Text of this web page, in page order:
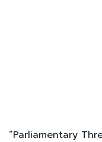
“Parliamentary